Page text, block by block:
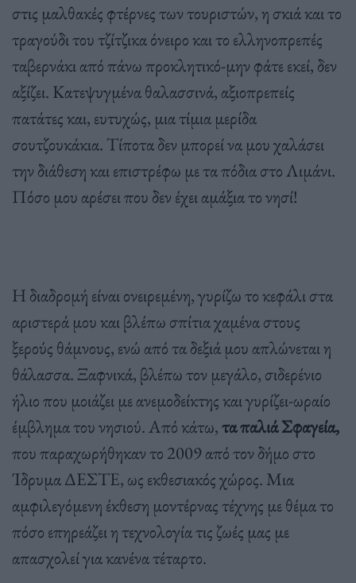
στις μαλθακές φτέρνες των τουριστών, η σκιά και το
τραγούδι του τζίτζικα όνειρο και το ελληνοπρεπές
ταβερνάκι από πάνω προκλητικό-μην φάτε εκεί, δεν
αξίζει. Κατεψυγμένα θαλασσινά, αξιοπρεπείς
πατάτες και, ευτυχώς, μια τίμια μερίδα
σουτζουκάκια. Τίποτα δεν μπορεί να μου χαλάσει
την διάθεση και επιστρέφω με τα πόδια στο Λιμάνι.
Πόσο μου αρέσει που δεν έχει αμάξια το νησί!
Η διαδρομή είναι ονειρεμένη, γυρίζω το κεφάλι στα
αριστερά μου και βλέπω σπίτια χαμένα στους
ξερούς θάμνους, ενώ από τα δεξιά μου απλώνεται η
θάλασσα. Ξαφνικά, βλέπω τον μεγάλο, σιδερένιο
ήλιο που μοιάζει με ανεμοδείκτης και γυρίζει-ωραίο
έμβλημα του νησιού. Από κάτω,τα παλιά Σφαγεία,
που παραχωρήθηκαν το 2009 από τον δήμο στο
Ίδρυμα ΔΕΣΤΕ, ως εκθεσιακός χώρος. Μια
αμφιλεγόμενη έκθεση μοντέρνας τέχνης με θέμα το
πόσο επηρεάζει η τεχνολογία τις ζωές μας με
απασχολεί για κανένα τέταρτο.